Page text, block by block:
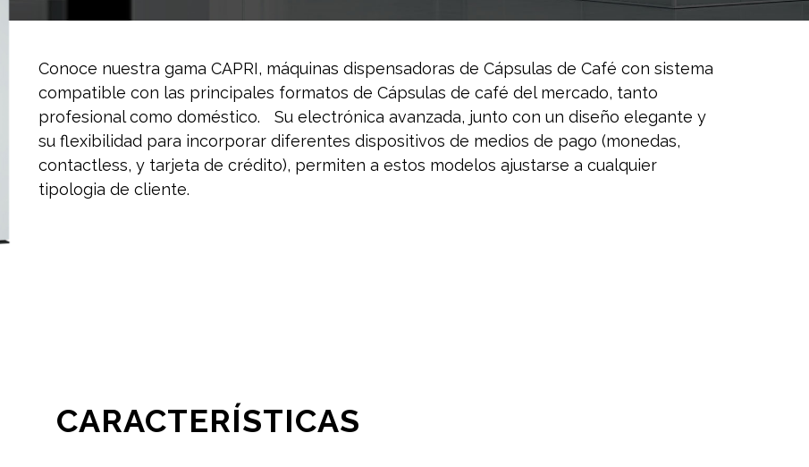
Conoce nuestra gama CAPRI, máquinas dispensadoras de Cápsulas de Café con sistema
compatible con las principales formatos de Cápsulas de café del mercado, tanto
profesional como doméstico. Su electrónica avanzada, junto con un diseño elegante y
su flexibilidad para incorporar diferentes dispositivos de medios de pago (monedas,
contactless, y tarjeta de crédito), permiten a estos modelos ajustarse a cualquier
tipologia de cliente.
CARACTERÍSTICAS